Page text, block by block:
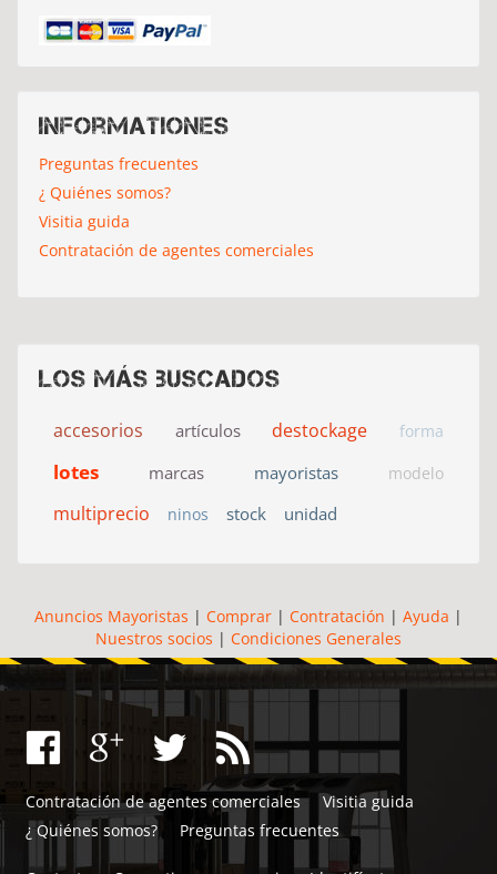
Informationes
Preguntas frecuentes
¿ Quiénes somos?
Visitia guida
Contratación de agentes comerciales
Los más buscados
accesorios artículos destockage forma
lotes marcas mayoristas modelo
multiprecio ninos stock unidad
Anuncios Mayoristas | Comprar | Contratación | Ayuda |
Nuestros socios | Condiciones Generales
Contratación de agentes comerciales
Visitia guida
¿ Quiénes somos?
Preguntas frecuentes